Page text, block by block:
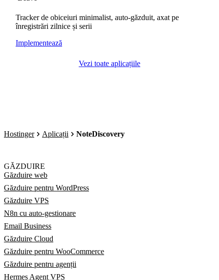
Tracker de obiceiuri minimalist, auto-găzduit, axat pe
înregistrări zilnice și serii
Implementează
Vezi toate aplicațiile
Hostinger Aplicații NoteDiscovery
GĂZDUIRE
Găzduire web
Găzduire pentru WordPress
Găzduire VPS
N8n cu auto-gestionare
Email Business
Găzduire Cloud
Găzduire pentru WooCommerce
Găzduire pentru agenții
Hermes Agent VPS